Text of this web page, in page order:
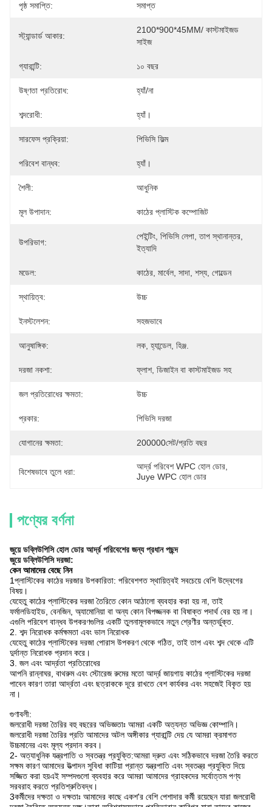
পৃষ্ঠ সমাপ্তি: সমাপ্ত
স্ট্যান্ডার্ড আকার:
2100*900*45MM/ কাস্টমাইজড
সাইজ
গ্যারান্টি: ১০ বছর
উষ্ণতা প্রতিরোধ: হ্যাঁ/না
শব্দরোধী: হ্যাঁ।
সারফেস প্রক্রিয়া: পিভিসি ফিল্ম
পরিবেশ বান্ধব: হ্যাঁ।
শৈলী: আধুনিক
মূল উপাদান: কাঠের প্লাস্টিক কম্পোজিট
উপরিভাগ:
পেইন্টিং, পিভিসি লেপা, তাপ স্থানান্তর,
ইত্যাদি
মডেল: কাঠের, মার্বেল, সাদা, শস্য, গোল্ডেন
স্থায়িত্ব: উচ্চ
ইনস্টলেশন: সহজভাবে
আনুষাঙ্গিক: লক, হ্যান্ডেল, হিঞ্জ.
দরজা নকশা: ফ্লাশ, ডিজাইন বা কাস্টমাইজড সহ
জল প্রতিরোধের ক্ষমতা: উচ্চ
প্রকার: পিভিসি দরজা
যোগানের ক্ষমতা: 200000সেট/প্রতি বছর
বিশেষভাবে তুলে ধরা:
আর্দ্র পরিবেশ WPC হোল ডোর
Juye WPC হোল ডোর
পণ্যের বর্ণনা
জুয়ে ডব্লিউপিসি হোল ডোর আর্দ্র পরিবেশের জন্য প্রধান পছন্দ
জুয়ে ডব্লিউপিসি দরজা:
কেন আমাদের বেছে নিন
1প্লাস্টিকের কাঠের দরজার উপকারিতা: পরিবেশগত স্থায়িত্বই সবচেয়ে বেশি উদ্বেগের
বিষয়।
যেহেতু কাঠের প্লাস্টিকের দরজা তৈরিতে কোন আঠালো ব্যবহার করা হয় না, তাই
ফর্মালডিহাইড, বেনজিন, অ্যামোনিয়া বা অন্য কোন বিপজ্জনক বা বিষাক্ত পদার্থ বের হয় না।
এগুলি পরিবেশ বান্ধব উপকরণগুলির একটি তুলনামূলকভাবে নতুন শ্রেণীর অন্তর্ভুক্ত.
2. শব্দ নিরোধক কর্মক্ষমতা এবং ভাল নিরোধক
যেহেতু কাঠের প্লাস্টিকের দরজা পোরাস উপকরণ থেকে গঠিত, তাই তাপ এবং শব্দ থেকে এটি
দুর্দান্ত নিরোধক প্রদান করে।
3. জল এবং আর্দ্রতা প্রতিরোধের
আপনি রান্নাঘর, বাথরুম এবং স্টোরেজ রুমের মতো আর্দ্র জায়গায় কাঠের প্লাস্টিকের দরজা
পাবেন কারণ তারা আর্দ্রতা এবং ছত্রাককে দূরে রাখতে বেশ কার্যকর এবং সহজেই বিকৃত হয়
না।
গুণাবলী:
জলরোধী দরজা তৈরির বহু বছরের অভিজ্ঞতাঃ আমরা একটি অত্যন্ত অভিজ্ঞ কোম্পানি।
জলরোধী দরজা তৈরির প্রতি আমাদের অটল অঙ্গীকার গ্যারান্টি দেয় যে আমরা ক্রমাগত
উচ্চমানের এবং মূল্য প্রদান করব।
2- অত্যাধুনিক যন্ত্রপাতি ও স্বতন্ত্র প্রযুক্তি:আমরা দ্রুত এবং সঠিকভাবে দরজা তৈরি করতে
সক্ষম কারণ আমাদের উত্পাদন সুবিধা কাটিয়া প্রান্ত যন্ত্রপাতি এবং স্বতন্ত্র প্রযুক্তি দিয়ে
সজ্জিত করা হয়এই সম্পদগুলো ব্যবহার করে আমরা আমাদের গ্রাহকদের সর্বোত্তম পণ্য
সরবরাহ করতে প্রতিশ্রুতিবদ্ধ।
3কর্মীদের দক্ষতা ও দক্ষতাঃ আমাদের কাছে একশ'র বেশি পেশাদার কর্মী রয়েছেন যারা জলরোধী